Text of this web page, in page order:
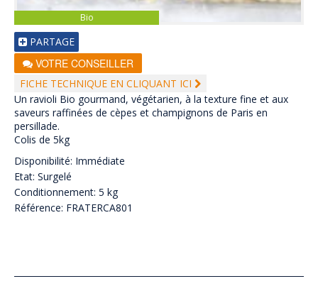
Bio
PARTAGE
VOTRE CONSEILLER
FICHE TECHNIQUE EN CLIQUANT ICI
Un ravioli Bio gourmand, végétarien, à la texture fine et aux
saveurs raffinées de cèpes et champignons de Paris en
persillade.
Colis de 5kg
Disponibilité: Immédiate
Etat: Surgelé
Conditionnement: 5 kg
Référence: FRATERCA801